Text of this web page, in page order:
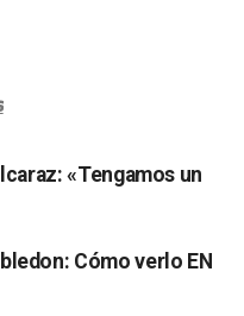
«Tengamos un
Cómo verlo EN